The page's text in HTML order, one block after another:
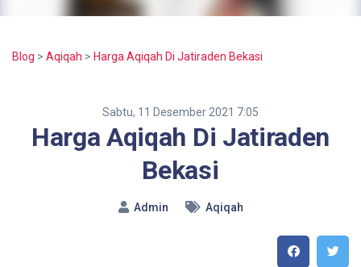
Blog > Aqiqah > Harga Aqiqah Di Jatiraden Bekasi
Sabtu, 11 Desember 2021 7:05
Harga Aqiqah Di Jatiraden
Bekasi
Admin Aqiqah